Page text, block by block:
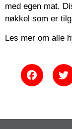
med egen mat.
nøkkel som er
Les mer om alle